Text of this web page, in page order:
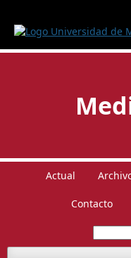
Actual
Contacto